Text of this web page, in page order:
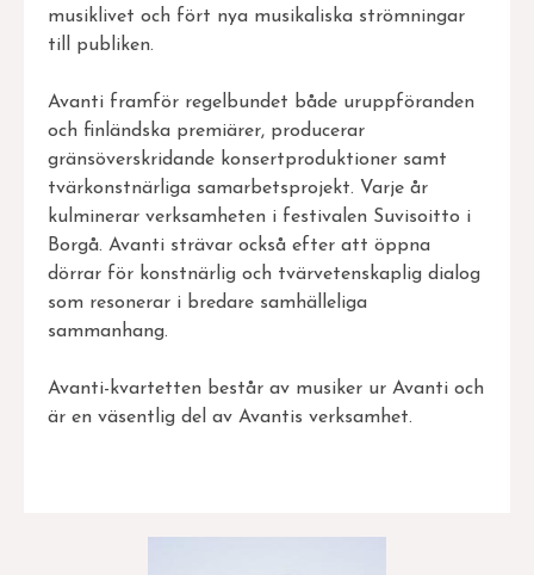
musiklivet och fört nya musikaliska strömningar
till publiken.
Avanti framför regelbundet både uruppföranden
och finländska premiärer, producerar
gränsöverskridande konsertproduktioner samt
tvärkonstnärliga samarbetsprojekt. Varje år
kulminerar verksamheten i festivalen Suvisoitto i
Borgå. Avanti strävar också efter att öppna
dörrar för konstnärlig och tvärvetenskaplig dialog
som resonerar i bredare samhälleliga
sammanhang.
Avanti-kvartetten består av musiker ur Avanti och
är en väsentlig del av Avantis verksamhet.